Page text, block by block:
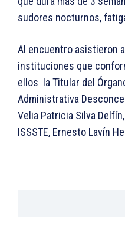
sudores nocturnos,
Al encuentro asistieron
instituciones que
ellos la Titular del
Administrativa
Velia Patricia Silva
ISSSTE, Ernesto Lavín